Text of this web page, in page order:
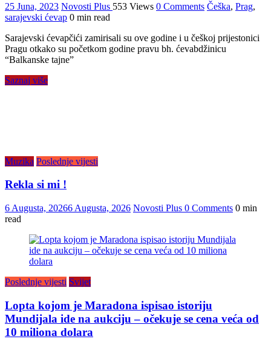
25 Juna, 2023 Novosti Plus 553 Views 0 Comments Češka, Prag,
sarajevski ćevap 0 min read
Sarajevski ćevapčići zamirisali su ove godine i u češkoj prijestonici
Pragu otkako su početkom godine pravu bh. ćevabdžinicu
“Balkanske tajne”
Saznaj više
Muzika Poslednje vijesti
Rekla si mi !
6 Augusta, 20266 Augusta, 2026 Novosti Plus 0 Comments 0 min
read
Poslednje vijesti Svijet
Lopta kojom je Maradona ispisao istoriju
Mundijala ide na aukciju – očekuje se cena veća od
10 miliona dolara